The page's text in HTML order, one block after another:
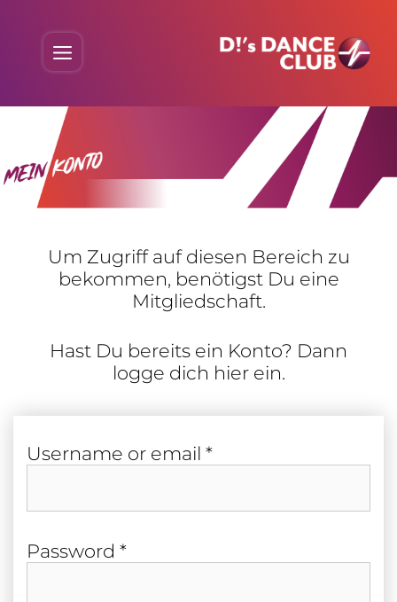
content
Um Zugriff auf diesen Bereich zu
bekommen, benö­tigst Du eine
Mitgliedschaft.
Hast Du bereits ein Konto? Dann
logge dich hier ein.
User­name or email *Required
Pass­word *Required